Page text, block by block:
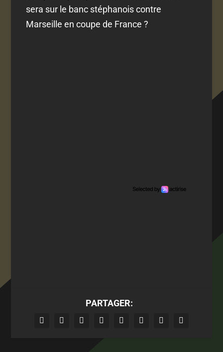
sera sur le banc stéphanois contre
Marseille en coupe de France ?
PARTAGER: